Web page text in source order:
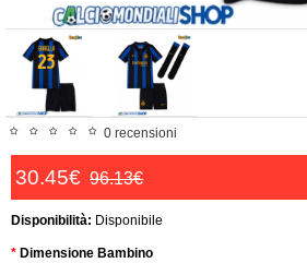
0 recensioni
30.45€ 96.13€
Disponibilità: Disponibile
Dimensione Bambino